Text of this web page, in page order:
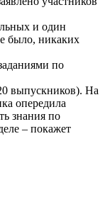
и один
было, никаких
по
выпускников). На
опередила
знания по
– покажет